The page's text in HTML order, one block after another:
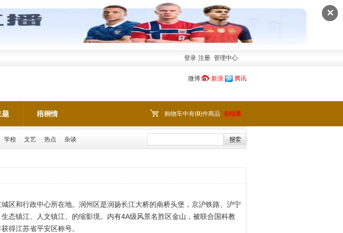
✕
登录 注册 管理中心
微博: 新浪 腾讯
题 梧桐情 购物车中有(0)件商品 去结算
学校 文艺 热点 杂谈
区和行政中心所在地。润州区是润扬长江大桥的南桥头堡，京沪铁路、沪宁
态镇江、人文镇江、的缩影境。内有4A级风景名胜区金山，被联合国科教
得江苏省平安区称号。